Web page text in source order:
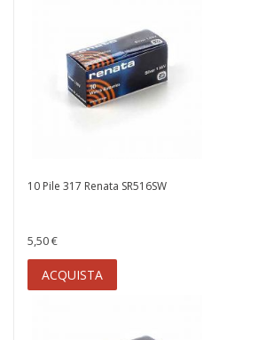
10 Pile 317 Renata SR516SW
5,50 €
ACQUISTA